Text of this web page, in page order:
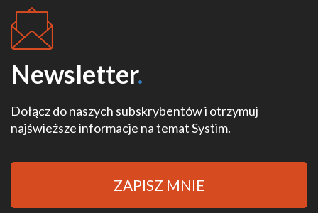
Newsletter.
Dołącz do naszych subskrybentów i otrzymuj
najświeższe informacje na temat Systim.
ZAPISZ MNIE